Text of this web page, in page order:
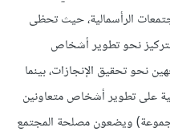
الرأسمالية، حيث تحظى
نحو تطوير أشخاص
نحو تحقيق الإنجازات، بينما
على تطوير أشخاص متعاونين
ويضعون مصلحة المجتمع